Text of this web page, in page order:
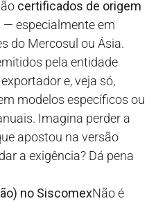
certificados de origem
especialmente em
do Mercosul ou Ásia.
pela entidade
e, veja só,
modelos específicos ou
Imagina perder a
apostou na versão
a exigência? Dá pena
no SiscomexNão é